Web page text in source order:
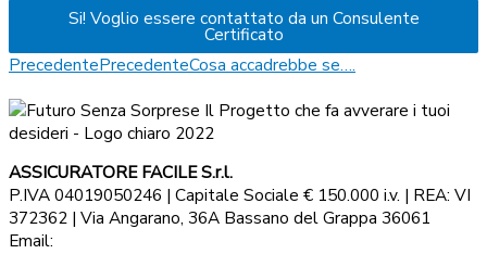
Si! Voglio essere contattato da un Consulente
Certificato
PrecedentePrecedenteCosa accadrebbe se….
ASSICURATORE FACILE S.r.l.
P.IVA 04019050246 | Capitale Sociale € 150.000 i.v. | REA: VI
372362 | Via Angarano, 36A Bassano del Grappa 36061
Email: